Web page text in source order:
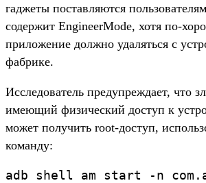
гаджеты поставляются
содержит EngineerMode, хотя по-
приложение должно удаляться с
фабрике.
Исследователь предупреждает, что
имеющий физический доступ к
может получить root-доступ,
команду:
adb shell am start -n